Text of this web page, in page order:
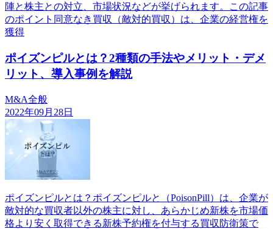
陣と株主との対立、市場状況などが挙げられます。この記事
のポイント同意なき買収（敵対的買収）は、企業の経営権を
獲得
ポイズンピルとは？2種類の手法やメリット・デメ
リット、導入事例を解説
M&A全般
2022年09月28日
ポイズンピルとは？ポイズンピルと（PoisonPill）は、企業が
敵対的な買収者以外の株主に対し、あらかじめ新株を市場価
格より安く取得できる新株予約権を付与する買収防衛策で